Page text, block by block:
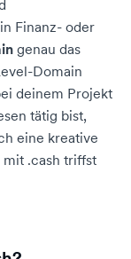
Finanz- oder
genau das
Domain
deinem Projekt
tätig bist,
eine kreative
mit .cash triffst